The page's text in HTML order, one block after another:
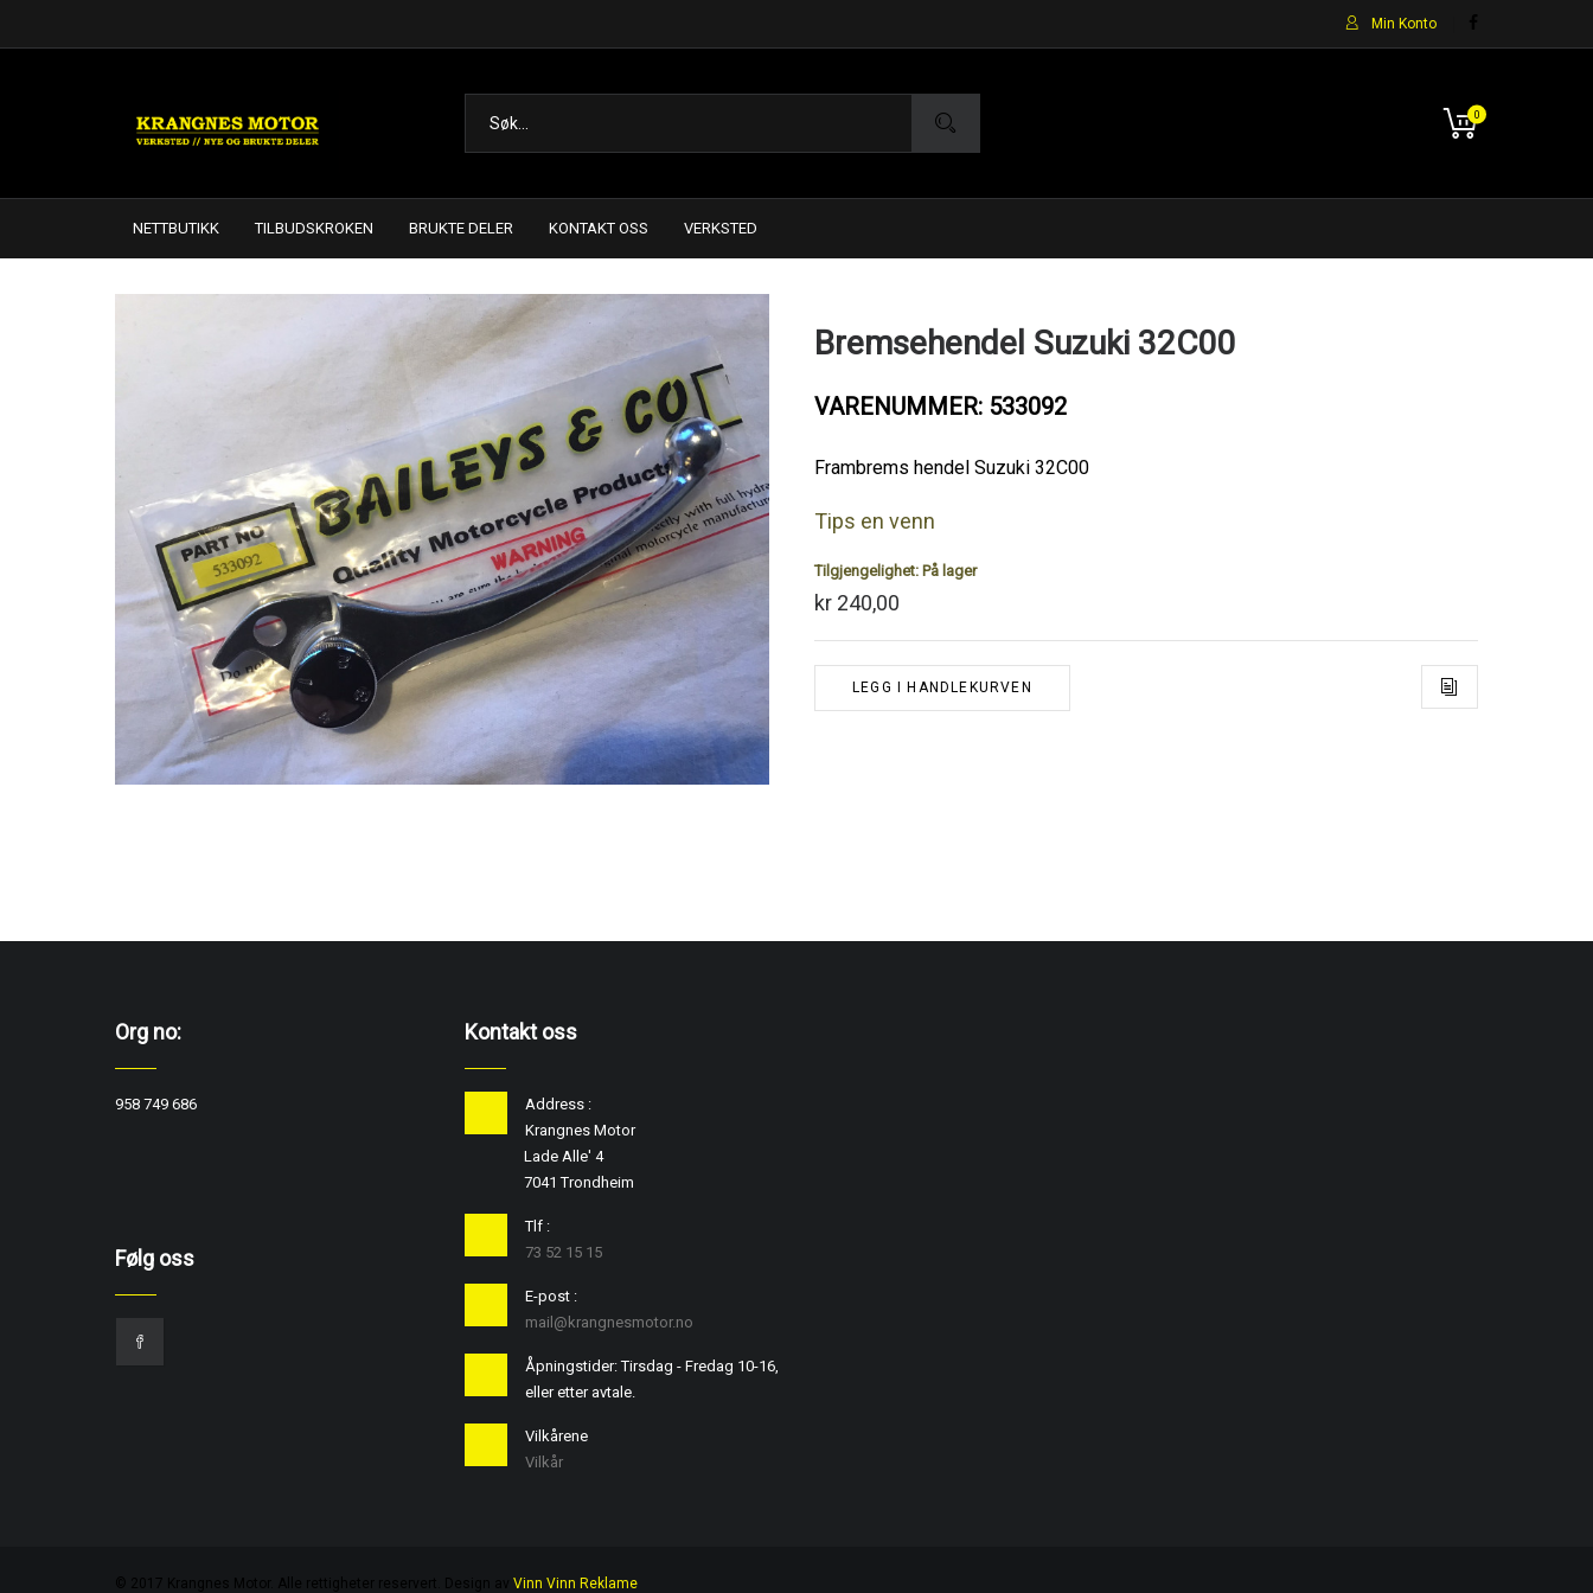
Min Konto
0
NETTBUTIKK TILBUDSKROKEN BRUKTE DELER KONTAKT OSS VERKSTED
Bremsehendel Suzuki 32C00
VARENUMMER: 533092
Frambrems hendel Suzuki 32C00
Tips en venn
Tilgjengelighet: På lager
kr 240,00
LEGG I HANDLEKURVEN
Org no:
958 749 686
Følg oss
Kontakt oss
Address :
Krangnes Motor
Lade Alle' 4
7041 Trondheim
Tlf :
73 52 15 15
E-post :
mail@krangnesmotor.no
Åpningstider: Tirsdag - Fredag 10-16,
eller etter avtale.
Vilkårene
Vilkår
© 2017 Krangnes Motor. Alle rettigheter reservert. Design av Vinn Vinn Reklame